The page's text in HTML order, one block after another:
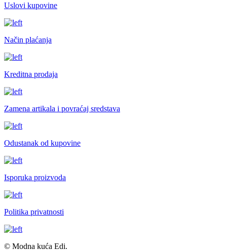
Uslovi kupovine
Način plaćanja
Kreditna prodaja
Zamena artikala i povraćaj sredstava
Odustanak od kupovine
Isporuka proizvoda
Politika privatnosti
© Modna kuća Edi.